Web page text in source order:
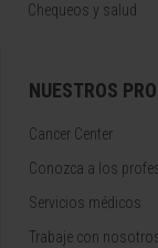
Chequeos y salud
NUESTROS
Cancer Center
Conozca a los
Servicios médicos
Trabaje con